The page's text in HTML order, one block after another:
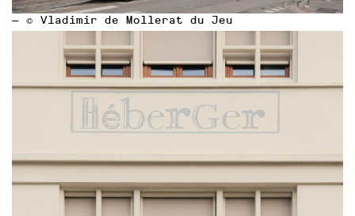
— © Vladimir de Mollerat du Jeu